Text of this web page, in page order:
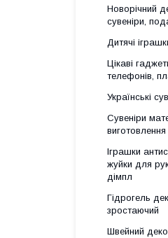
Новорічний
сувеніри,
Дитячі
Цікаві
телефонів,
Українські
Сувеніри
виготовлення
Іграшки
жуйки для
дімпл
Гідрогель
зростаючий
Швейний